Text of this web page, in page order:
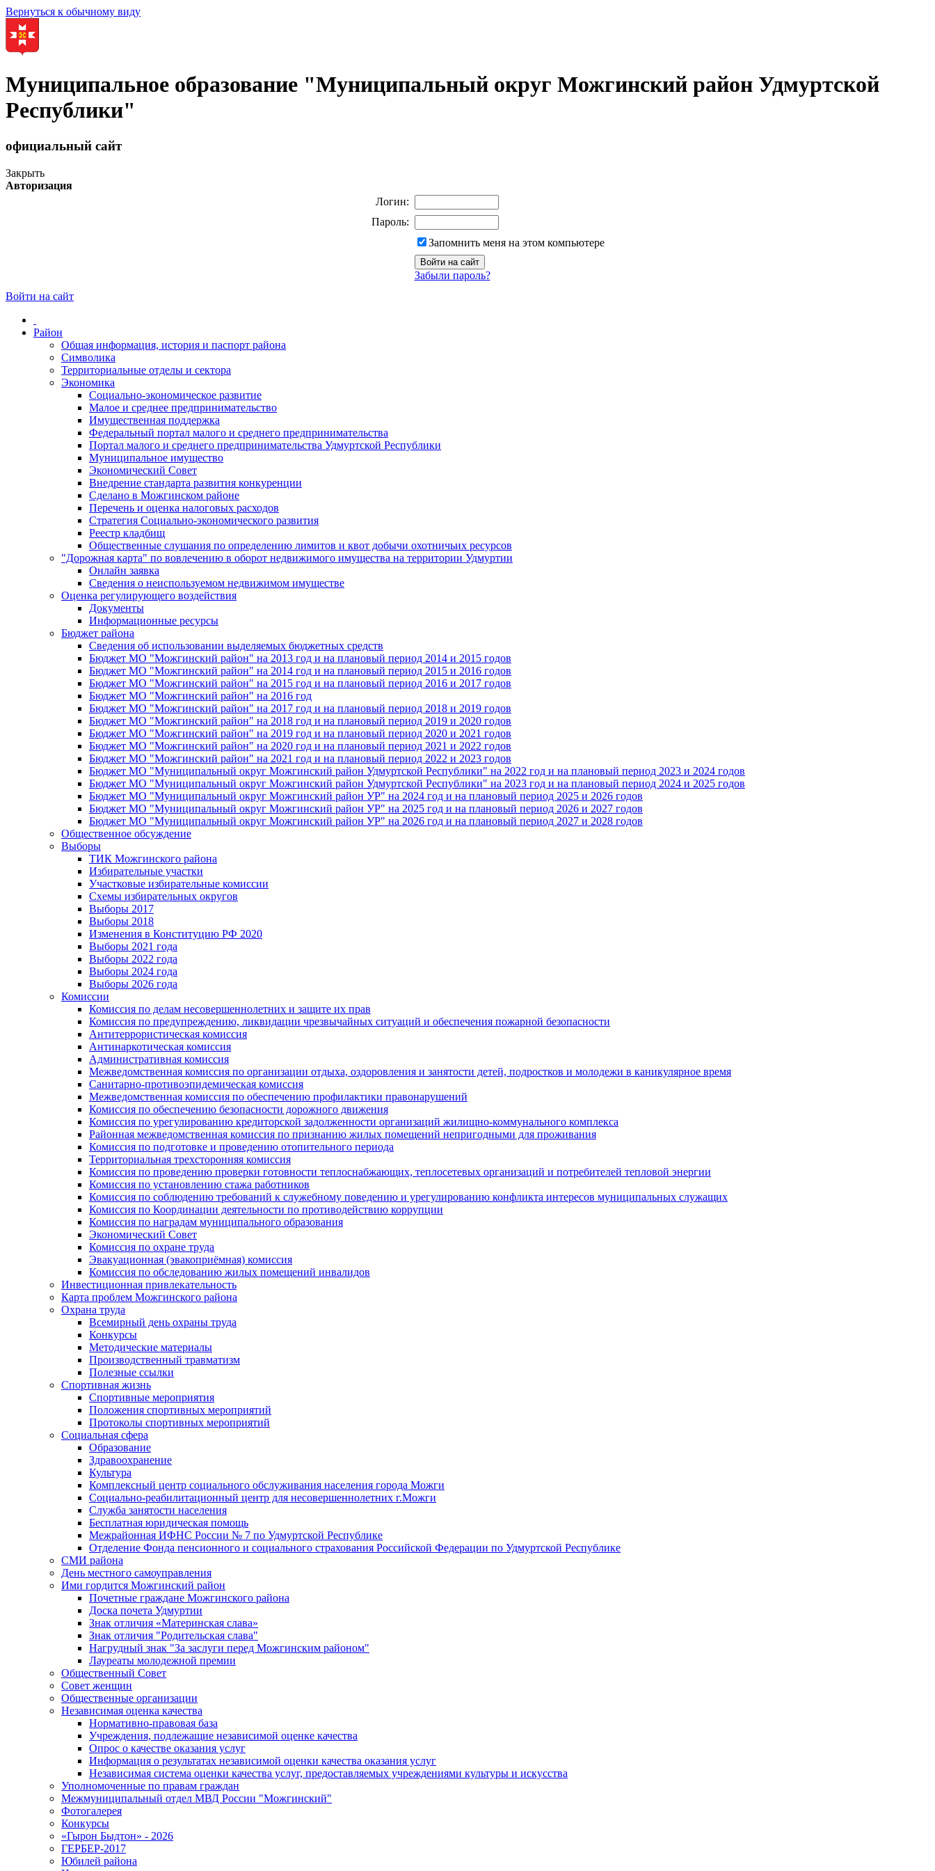
Вернуться к обычному виду
Муниципальное образование "Муниципальный округ Можгинский район Удмуртской
Республики"
официальный сайт
Закрыть
Авторизация
Логин:
Пароль:
Запомнить меня на этом компьютере
Забыли пароль?
Войти на сайт
Район
Общая информация, история и паспорт района
Символика
Территориальные отделы и сектора
Экономика
Социально-экономическое развитие
Малое и среднее предпринимательство
Имущественная поддержка
Федеральный портал малого и среднего предпринимательства
Портал малого и среднего предпринимательства Удмуртской Республики
Муниципальное имущество
Экономический Совет
Внедрение стандарта развития конкуренции
Сделано в Можгинском районе
Перечень и оценка налоговых расходов
Стратегия Социально-экономического развития
Реестр кладбищ
Общественные слушания по определению лимитов и квот добычи охотничьих ресурсов
"Дорожная карта" по вовлечению в оборот недвижимого имущества на территории Удмуртии
Онлайн заявка
Сведения о неиспользуемом недвижимом имуществе
Оценка регулирующего воздействия
Документы
Информационные ресурсы
Бюджет района
Сведения об использовании выделяемых бюджетных средств
Бюджет МО "Можгинский район" на 2013 год и на плановый период 2014 и 2015 годов
Бюджет МО "Можгинский район" на 2014 год и на плановый период 2015 и 2016 годов
Бюджет МО "Можгинский район" на 2015 год и на плановый период 2016 и 2017 годов
Бюджет МО "Можгинский район" на 2016 год
Бюджет МО "Можгинский район" на 2017 год и на плановый период 2018 и 2019 годов
Бюджет МО "Можгинский район" на 2018 год и на плановый период 2019 и 2020 годов
Бюджет МО "Можгинский район" на 2019 год и на плановый период 2020 и 2021 годов
Бюджет МО "Можгинский район" на 2020 год и на плановый период 2021 и 2022 годов
Бюджет МО "Можгинский район" на 2021 год и на плановый период 2022 и 2023 годов
Бюджет МО "Муниципальный округ Можгинский район Удмуртской Республики" на 2022 год и на плановый период 2023 и 2024 годов
Бюджет МО "Муниципальный округ Можгинский район Удмуртской Республики" на 2023 год и на плановый период 2024 и 2025 годов
Бюджет МО "Муниципальный округ Можгинский район УР" на 2024 год и на плановый период 2025 и 2026 годов
Бюджет МО "Муниципальный округ Можгинский район УР" на 2025 год и на плановый период 2026 и 2027 годов
Бюджет МО "Муниципальный округ Можгинский район УР" на 2026 год и на плановый период 2027 и 2028 годов
Общественное обсуждение
Выборы
ТИК Можгинского района
Избирательные участки
Участковые избирательные комиссии
Схемы избирательных округов
Выборы 2017
Выборы 2018
Изменения в Конституцию РФ 2020
Выборы 2021 года
Выборы 2022 года
Выборы 2024 года
Выборы 2026 года
Комиссии
Комиссия по делам несовершеннолетних и защите их прав
Комиссия по предупреждению, ликвидации чрезвычайных ситуаций и обеспечения пожарной безопасности
Антитеррористическая комиссия
Антинаркотическая комиссия
Административная комиссия
Межведомственная комиссия по организации отдыха, оздоровления и занятости детей, подростков и молодежи в каникулярное время
Санитарно-противоэпидемическая комиссия
Межведомственная комиссия по обеспечению профилактики правонарушений
Комиссия по обеспечению безопасности дорожного движения
Комиссия по урегулированию кредиторской задолженности организаций жилищно-коммунального комплекса
Районная межведомственная комиссия по признанию жилых помещений непригодными для проживания
Комиссия по подготовке и проведению отопительного периода
Территориальная трехсторонняя комиссия
Комиссия по проведению проверки готовности теплоснабжающих, теплосетевых организаций и потребителей тепловой энергии
Комиссия по установлению стажа работников
Комиссия по соблюдению требований к служебному поведению и урегулированию конфликта интересов муниципальных служащих
Комиссия по Координации деятельности по противодействию коррупции
Комиссия по наградам муниципального образования
Экономический Совет
Комиссия по охране труда
Эвакуационная (эвакоприёмная) комиссия
Комиссия по обследованию жилых помещений инвалидов
Инвестиционная привлекательность
Карта проблем Можгинского района
Охрана труда
Всемирный день охраны труда
Конкурсы
Методические материалы
Производственный травматизм
Полезные ссылки
Спортивная жизнь
Спортивные мероприятия
Положения спортивных мероприятий
Протоколы спортивных мероприятий
Социальная сфера
Образование
Здравоохранение
Культура
Комплексный центр социального обслуживания населения города Можги
Социально-реабилитационный центр для несовершеннолетних г.Можги
Служба занятости населения
Бесплатная юридическая помощь
Межрайонная ИФНС России № 7 по Удмуртской Республике
Отделение Фонда пенсионного и социального страхования Российской Федерации по Удмуртской Республике
СМИ района
День местного самоуправления
Ими гордится Можгинский район
Почетные граждане Можгинского района
Доска почета Удмуртии
Знак отличия «Материнская слава»
Знак отличия "Родительская слава"
Нагрудный знак "За заслуги перед Можгинским районом"
Лауреаты молодежной премии
Общественный Совет
Совет женщин
Общественные организации
Независимая оценка качества
Нормативно-правовая база
Учреждения, подлежащие независимой оценке качества
Опрос о качестве оказания услуг
Информация о результатах независимой оценки качества оказания услуг
Независимая система оценки качества услуг, предоставляемых учреждениями культуры и искусства
Уполномоченные по правам граждан
Межмуниципальный отдел МВД России "Можгинский"
Фотогалерея
Конкурсы
«Гырон Быдтон» - 2026
ГЕРБЕР-2017
Юбилей района